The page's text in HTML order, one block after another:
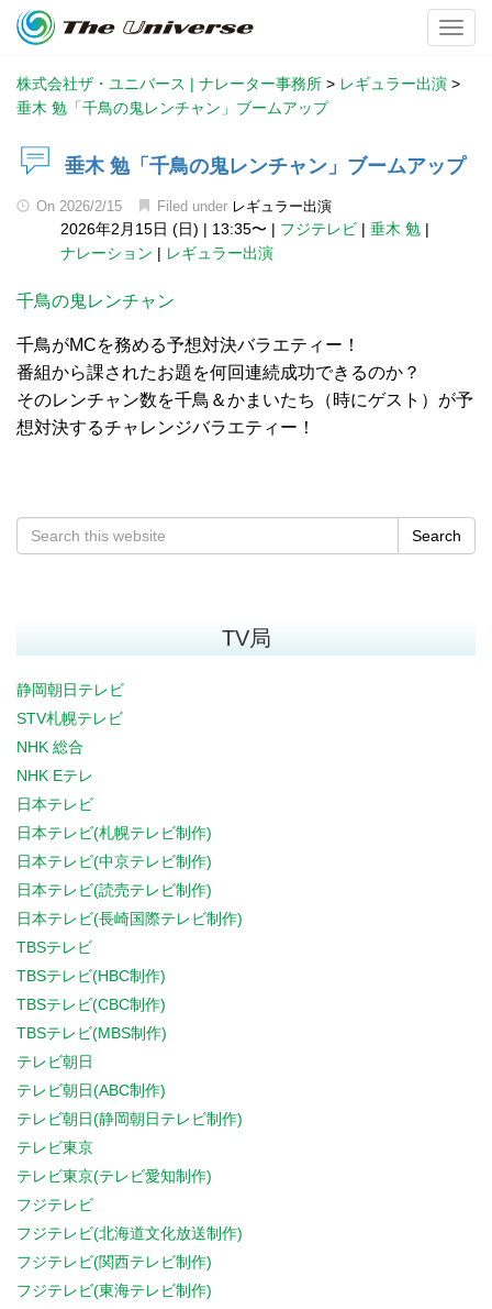
株式会社ザ・ユニバース | ナレーター事務所 > レギュラー出演 >
垂木 勉「千鳥の鬼レンチャン」ブームアップ
垂木 勉「千鳥の鬼レンチャン」ブームアップ
On 2026/2/15 Filed under レギュラー出演
2026年2月15日 (日) | 13:35〜 | フジテレビ | 垂木 勉 |
ナレーション | レギュラー出演
千鳥の鬼レンチャン
千鳥がMCを務める予想対決バラエティー！
番組から課されたお題を何回連続成功できるのか？
そのレンチャン数を千鳥＆かまいたち（時にゲスト）が予
想対決するチャレンジバラエティー！
Search
TV局
静岡朝日テレビ
STV札幌テレビ
NHK 総合
NHK Eテレ
日本テレビ
日本テレビ(札幌テレビ制作)
日本テレビ(中京テレビ制作)
日本テレビ(読売テレビ制作)
日本テレビ(長崎国際テレビ制作)
TBSテレビ
TBSテレビ(HBC制作)
TBSテレビ(CBC制作)
TBSテレビ(MBS制作)
テレビ朝日
テレビ朝日(ABC制作)
テレビ朝日(静岡朝日テレビ制作)
テレビ東京
テレビ東京(テレビ愛知制作)
フジテレビ
フジテレビ(北海道文化放送制作)
フジテレビ(関西テレビ制作)
フジテレビ(東海テレビ制作)